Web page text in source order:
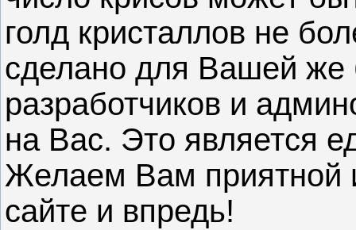
голд кристаллов не
сделано для Вашей же
разработчиков и
на Вас. Это является
Желаем Вам
сайте и впредь!